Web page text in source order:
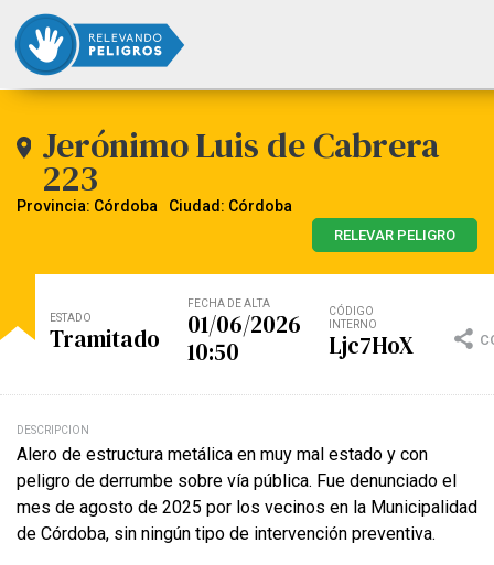
Jerónimo Luis de Cabrera
223
Provincia: Córdoba Ciudad: Córdoba
RELEVAR PELIGRO
ESTADO
Tramitado
FECHA DE ALTA
01/06/2026
10:50
CÓDIGO
INTERNO
Ljc7HoX
DESCRIPCION
Alero de estructura metálica en muy mal estado y con
peligro de derrumbe sobre vía pública. Fue denunciado el
mes de agosto de 2025 por los vecinos en la Municipalidad
de Córdoba, sin ningún tipo de intervención preventiva.